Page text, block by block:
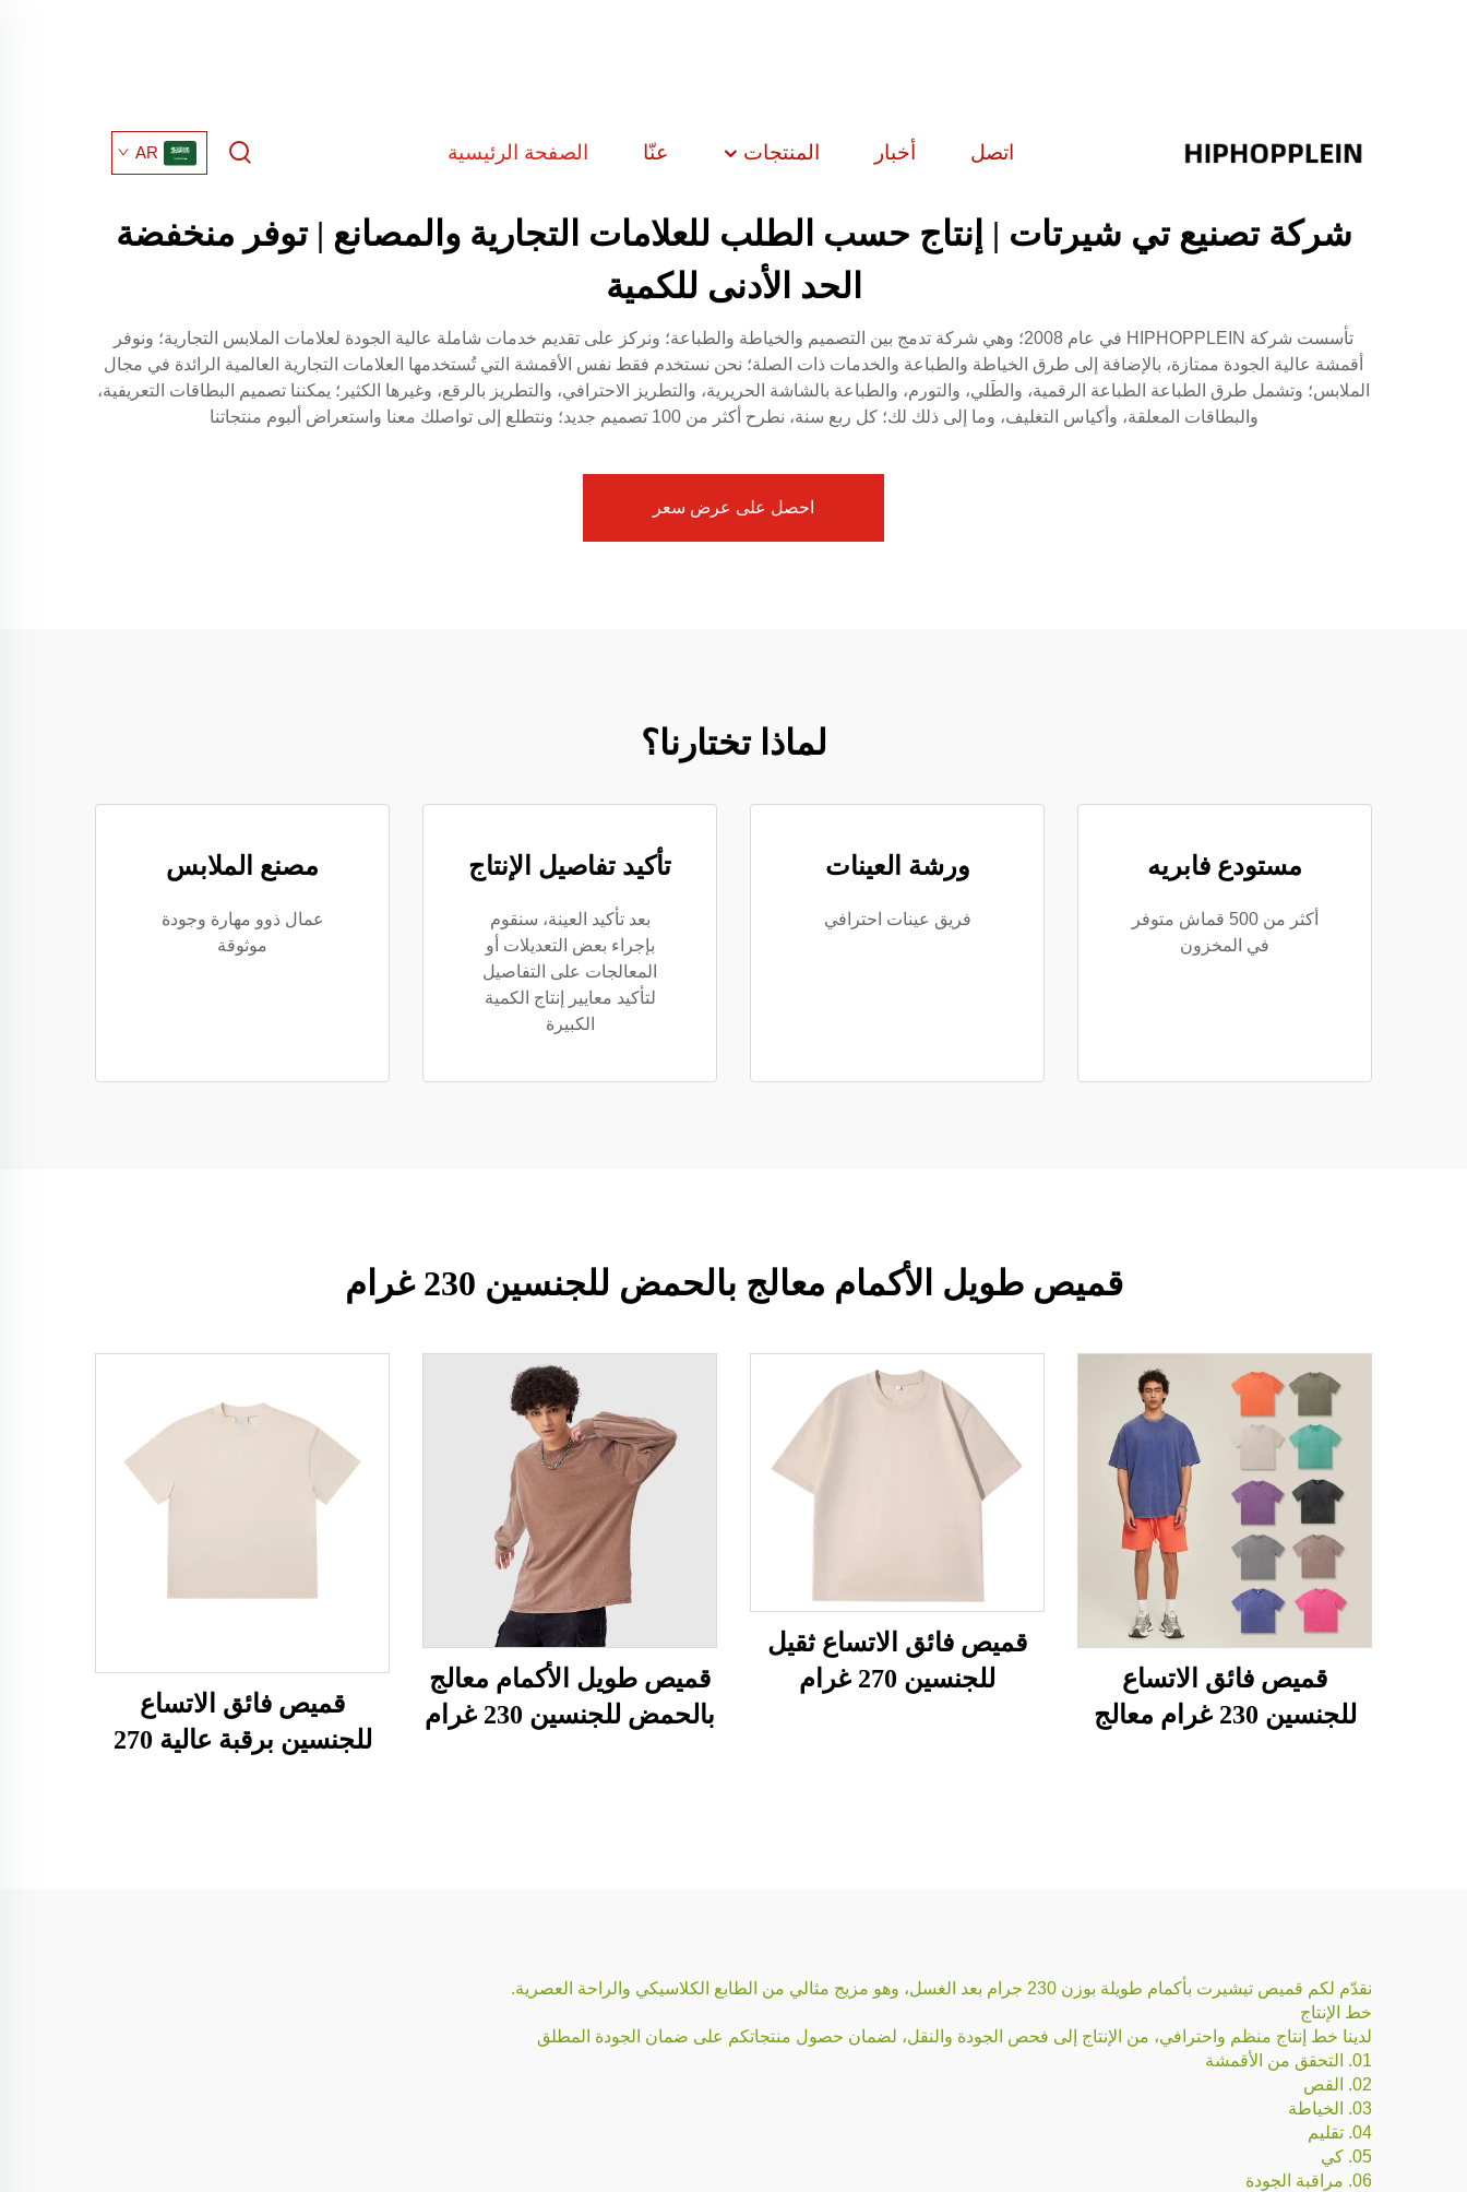
الصفحة الرئيسية عنّا المنتجات أخبار اتصل AR
شركة تصنيع تي شيرتات | إنتاج حسب الطلب للعلامات التجارية والمصانع | توفر منخفضة
الحد الأدنى للكمية
تأسست شركة HIPHOPPLEIN في عام 2008؛ وهي شركة تدمج بين التصميم والخياطة والطباعة؛ ونركز على تقديم خدمات شاملة عالية الجودة لعلامات الملابس التجارية؛ ونوفر
أقمشة عالية الجودة ممتازة، بالإضافة إلى طرق الخياطة والطباعة والخدمات ذات الصلة؛ نحن نستخدم فقط نفس الأقمشة التي تُستخدمها العلامات التجارية العالمية الرائدة في مجال
الملابس؛ وتشمل طرق الطباعة الطباعة الرقمية، والطَلي، والتورم، والطباعة بالشاشة الحريرية، والتطريز الاحترافي، والتطريز بالرقع، وغيرها الكثير؛ يمكننا تصميم البطاقات التعريفية،
والبطاقات المعلقة، وأكياس التغليف، وما إلى ذلك لك؛ كل ربع سنة، نطرح أكثر من 100 تصميم جديد؛ ونتطلع إلى تواصلك معنا واستعراض ألبوم منتجاتنا
احصل على عرض سعر
لماذا تختارنا؟
مستودع فابريه
أكثر من 500 قماش متوفر
في المخزون
ورشة العينات
فريق عينات احترافي
تأكيد تفاصيل الإنتاج
بعد تأكيد العينة، سنقوم
بإجراء بعض التعديلات أو
المعالجات على التفاصيل
لتأكيد معايير إنتاج الكمية
الكبيرة
مصنع الملابس
عمال ذوو مهارة وجودة
موثوقة
قميص طويل الأكمام معالج بالحمض للجنسين 230 غرام
قميص فائق الاتساع
للجنسين 230 غرام معالج
قميص فائق الاتساع ثقيل
للجنسين 270 غرام
قميص طويل الأكمام معالج
بالحمض للجنسين 230 غرام
قميص فائق الاتساع
للجنسين برقبة عالية 270
نقدّم لكم قميص تيشيرت بأكمام طويلة بوزن 230 جرام بعد الغسل، وهو مزيج مثالي من الطابع الكلاسيكي والراحة العصرية.
خط الإنتاج
لدينا خط إنتاج منظم واحترافي، من الإنتاج إلى فحص الجودة والنقل، لضمان حصول منتجاتكم على ضمان الجودة المطلق
01. التحقق من الأقمشة
02. القص
03. الخياطة
04. تقليم
05. كي
06. مراقبة الجودة